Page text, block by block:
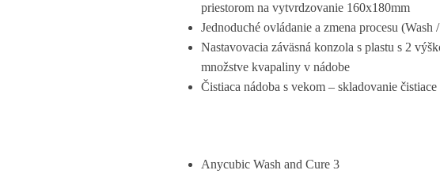
priestorom na vytvrdzovanie 160x180mm
Jednoduché ovládanie a zmena procesu
Nastavovacia záväsná konzola s plastu s 2
množstve kvapaliny v nádobe
Čistiaca nádoba s vekom – skladovanie
Anycubic Wash and Cure 3